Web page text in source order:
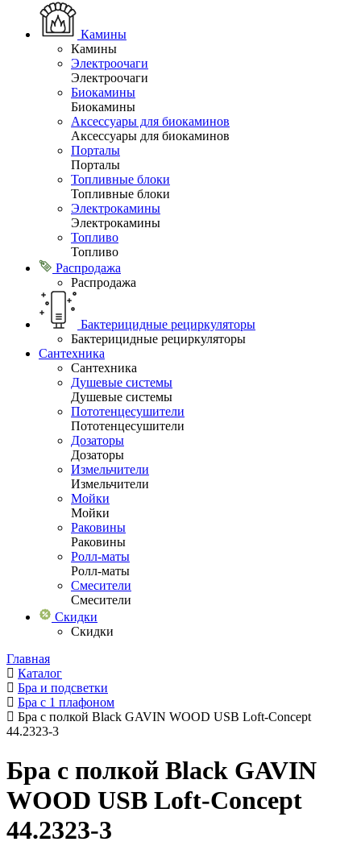
Камины
Камины
Электроочаги
Электроочаги
Биокамины
Биокамины
Аксессуары для биокаминов
Аксессуары для биокаминов
Порталы
Порталы
Топливные блоки
Топливные блоки
Электрокамины
Электрокамины
Топливо
Топливо
Распродажа
Распродажа
Бактерицидные рециркуляторы
Бактерицидные рециркуляторы
Сантехника
Сантехника
Душевые системы
Душевые системы
Пототенцесушители
Пототенцесушители
Дозаторы
Дозаторы
Измельчители
Измельчители
Мойки
Мойки
Раковины
Раковины
Ролл-маты
Ролл-маты
Смесители
Смесители
Скидки
Скидки
Главная
Каталог
Бра и подсветки
Бра с 1 плафоном
Бра с полкой Black GAVIN WOOD USB Loft-Concept
44.2323-3
Бра с полкой Black GAVIN
WOOD USB Loft-Concept
44.2323-3